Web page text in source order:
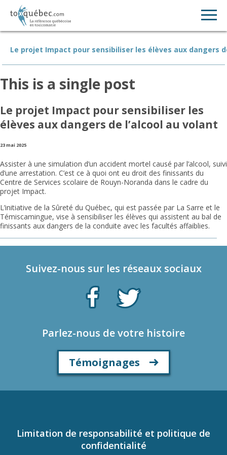
Le projet Impact pour sensibiliser les élèves aux dangers
This is a single post
Le projet Impact pour sensibiliser les
élèves aux dangers de l’alcool au volant
23 mai 2025
Assister à une simulation d’un accident mortel causé par l’alcool, suivi
d’une arrestation. C’est ce à quoi ont eu droit des finissants du
Centre de Services scolaire de Rouyn-Noranda dans le cadre du
projet Impact.
L’initiative de la Sûreté du Québec, qui est passée par La Sarre et le
Témiscamingue, vise à sensibiliser les élèves qui assistent au bal de
finissants aux dangers de la conduite avec les facultés affaiblies.
Suivez-nous sur les réseaux sociaux
Parlez-nous de votre histoire
Témoignages
Limitation de responsabilité et politique de
confidentialité